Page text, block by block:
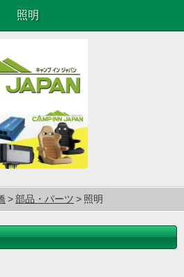
照明
部品・パーツ 照明